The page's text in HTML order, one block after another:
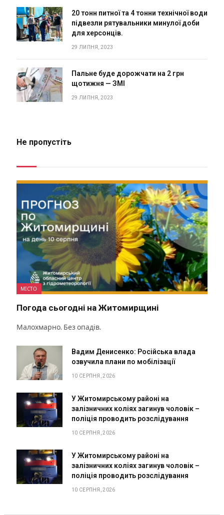
20 тонн питної та 4 тонни технічної води
підвезли рятувальники минулої доби
для херсонців.
29 ЛИПНЯ, 2023
Пальне буде дорожчати на 2 грн
щотижня — ЗМІ
29 ЛИПНЯ, 2023
Не пропустіть
МІСТО
Погода сьогодні на Житомирщині
Малохмарно. Без опадів.
Вадим Денисенко: Російська влада
озвучила плани по мобілізації
10 СЕРПНЯ, 2026
У Житомирському районі на
залізничних коліях загинув чоловік –
поліція проводить розслідування
10 СЕРПНЯ, 2026
У Житомирському районі на
залізничних коліях загинув чоловік –
поліція проводить розслідування
10 СЕРПНЯ, 2026